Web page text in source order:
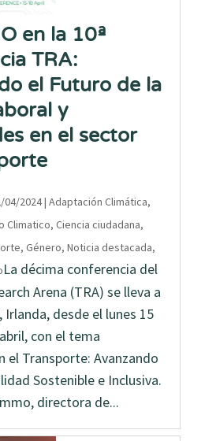
en la 10ª
TRA:
el Futuro de la
y
en el sector
04/2024| Adaptación Climática,
Climatico, Ciencia ciudadana,
, Género, Noticia destacada,
La décima conferencia del
Arena (TRA) se lleva a
Irlanda, desde el lunes 15
con el tema
el Transporte: Avanzando
Sostenible e Inclusiva.
directora de...